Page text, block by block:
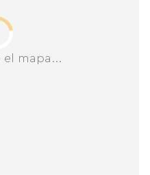
mapa...